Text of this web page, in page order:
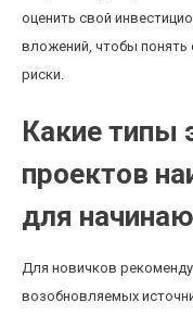
оценить свой
вложений, чтобы понять
риски.
Какие типы
проектов
для
Для новичков
возобновляемых